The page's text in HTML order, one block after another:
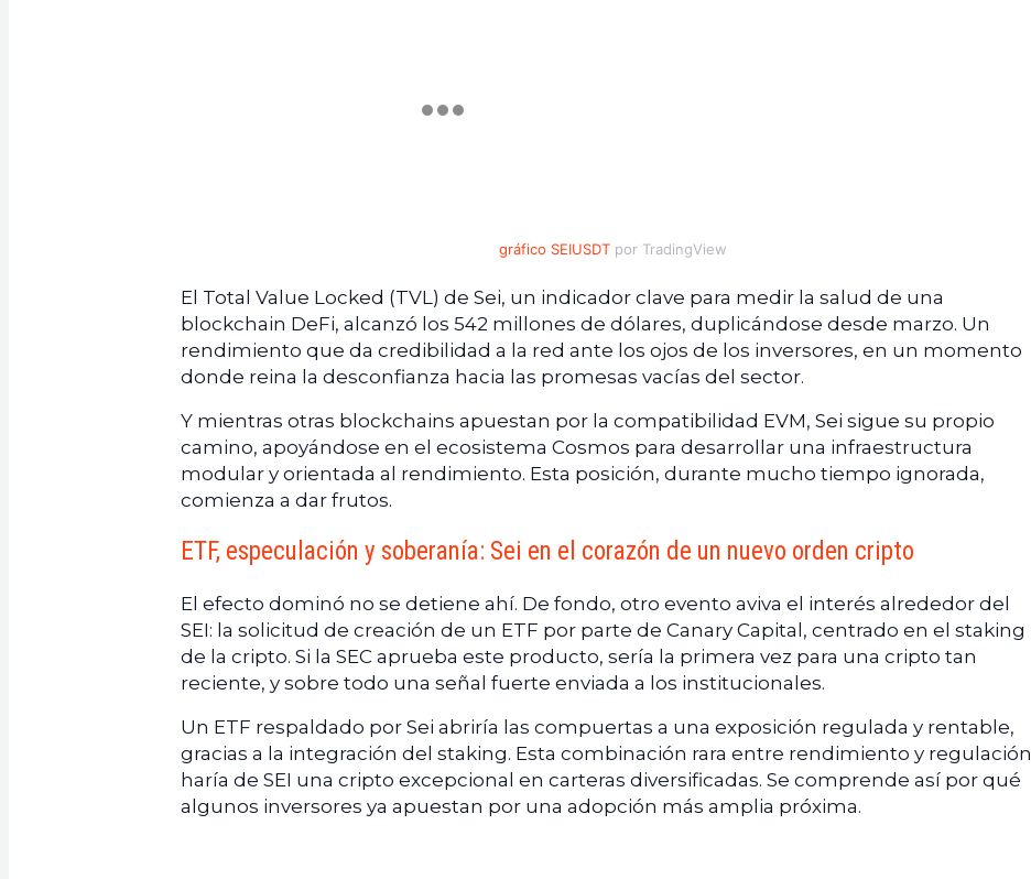
gráfico SEIUSDTpor TradingView
El Total Value Locked (TVL) de Sei, un indicador clave para medir la salud de una
blockchain DeFi, alcanzó los 542 millones de dólares, duplicándose desde marzo. Un
rendimiento que da credibilidad a la red ante los ojos de los inversores, en un momento
donde reina la desconfianza hacia las promesas vacías del sector.
Y mientras otras blockchains apuestan por la compatibilidad EVM, Sei sigue su propio
camino, apoyándose en el ecosistema Cosmos para desarrollar una infraestructura
modular y orientada al rendimiento. Esta posición, durante mucho tiempo ignorada,
comienza a dar frutos.
ETF, especulación y soberanía: Sei en el corazón de un nuevo orden cripto
El efecto dominó no se detiene ahí. De fondo, otro evento aviva el interés alrededor del
SEI: la solicitud de creación de un ETF por parte de Canary Capital, centrado en el staking
de la cripto. Si la SEC aprueba este producto, sería la primera vez para una cripto tan
reciente, y sobre todo una señal fuerte enviada a los institucionales.
Un ETF respaldado por Sei abriría las compuertas a una exposición regulada y rentable,
gracias a la integración del staking. Esta combinación rara entre rendimiento y regulación
haría de SEI una cripto excepcional en carteras diversificadas. Se comprende así por qué
algunos inversores ya apuestan por una adopción más amplia próxima.